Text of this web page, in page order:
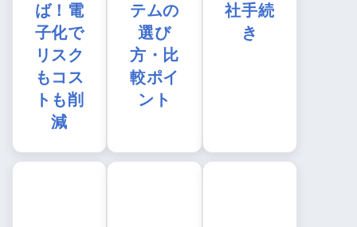
ば！電
子化で
リスク
もコス
トも削
減
テムの
選び
方・比
較ポイ
ント
社手続
き